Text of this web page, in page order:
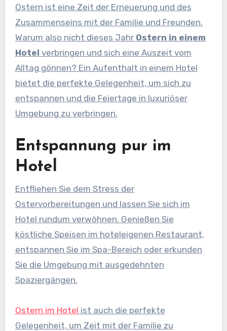
Ostern ist eine Zeit der Erneuerung und des
Zusammenseins mit der Familie und Freunden.
Warum also nicht dieses Jahr Ostern in einem
Hotel verbringen und sich eine Auszeit vom
Alltag gönnen? Ein Aufenthalt in einem Hotel
bietet die perfekte Gelegenheit, um sich zu
entspannen und die Feiertage in luxuriöser
Umgebung zu verbringen.
Entspannung pur im
Hotel
Entfliehen Sie dem Stress der
Ostervorbereitungen und lassen Sie sich im
Hotel rundum verwöhnen. Genießen Sie
köstliche Speisen im hoteleigenen Restaurant,
entspannen Sie im Spa-Bereich oder erkunden
Sie die Umgebung mit ausgedehnten
Spaziergängen.
Ostern im Hotel ist auch die perfekte
Gelegenheit, um Zeit mit der Familie zu